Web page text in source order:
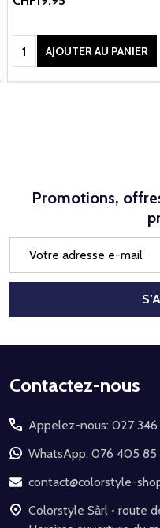
Quantité:AJOUTER AU PANIER
Promotions,
mail
Début
pied
de
page
Contactez-nous
Appelez-nous: 027 346
WhatsApp: 076 405 85
contact@colorstyle-
Colorstyle Sàrl • route des Rottes 8 • 1964 Conthey •